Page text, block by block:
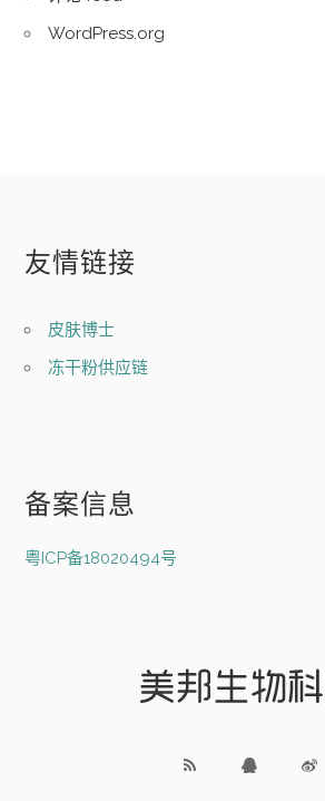
WordPress.org
友情链接
皮肤博士
冻干粉供应链
备案信息
粤ICP备18020494号